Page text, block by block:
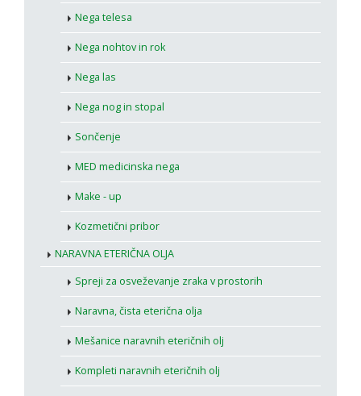
Nega telesa
Nega nohtov in rok
Nega las
Nega nog in stopal
Sončenje
MED medicinska nega
Make - up
Kozmetični pribor
NARAVNA ETERIČNA OLJA
Spreji za osveževanje zraka v prostorih
Naravna, čista eterična olja
Mešanice naravnih eteričnih olj
Kompleti naravnih eteričnih olj